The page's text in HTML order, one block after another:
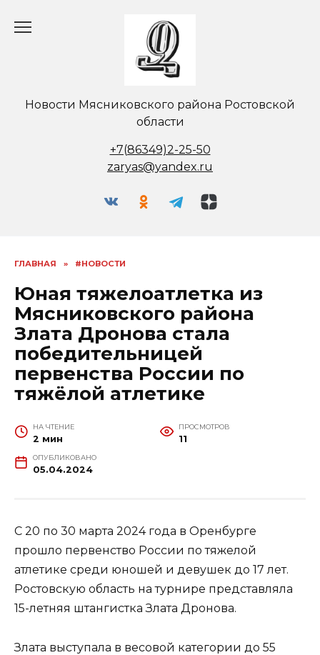
Новости Мясниковского района Ростовской
области
+7(86349)2-25-50
zaryas@yandex.ru
ГЛАВНАЯ » #НОВОСТИ
Юная тяжелоатлетка из
Мясниковского района
Злата Дронова стала
победительницей
первенства России по
тяжёлой атлетике
НА ЧТЕНИЕ
2 мин
ПРОСМОТРОВ
11
ОПУБЛИКОВАНО
05.04.2024
С 20 по 30 марта 2024 года в Оренбурге
прошло первенство России по тяжелой
атлетике среди юношей и девушек до 17 лет.
Ростовскую область на турнире представляла
15-летняя штангистка Злата Дронова.
Злата выступала в весовой категории до 55